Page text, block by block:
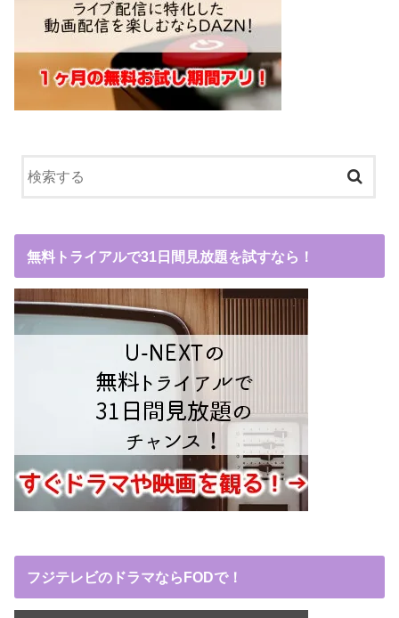
無料トライアルで31日間見放題を試すなら！
フジテレビのドラマならFODで！